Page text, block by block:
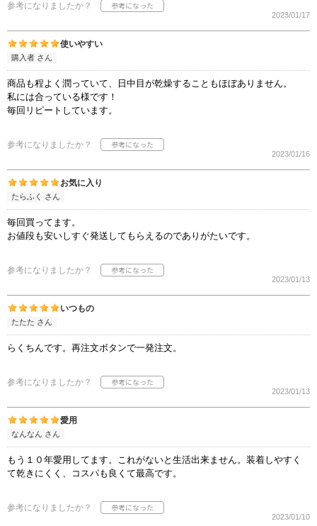
参考になりましたか？
2023/01/17
使いやすい
購入者 さん
商品も程よく潤っていて、日中目が乾燥することもほぼありません。
私には合っている様です！
毎回リピートしています。
参考になりましたか？
2023/01/16
お気に入り
たらふく さん
毎回買ってます。
お値段も安いしすぐ発送してもらえるのでありがたいです。
参考になりましたか？
2023/01/13
いつもの
たたた さん
らくちんです。再注文ボタンで一発注文。
参考になりましたか？
2023/01/13
愛用
なんなん さん
もう１０年愛用してます。これがないと生活出来ません。装着しやすく
て乾きにくく、コスパも良くて最高です。
参考になりましたか？
2023/01/10